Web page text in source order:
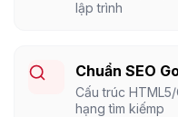
lập trình
Chuẩn SEO
Cấu trúc
hạng tìm kiếmp